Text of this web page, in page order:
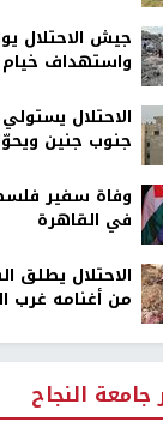
جيش الاحتلال
واستهداف خيام
الاحتلال
جنوب جنين
وفاة سفير
في القاهرة
الاحتلال يطلق
من أغنامه غرب
جامعة النجاح